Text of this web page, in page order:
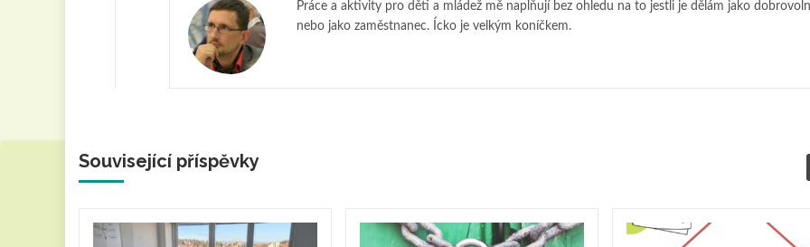
Práce a aktivity pro děti a mládež mě naplňují bez ohledu na to jestli je dělám jako
nebo jako zaměstnanec. Ícko je velkým koníčkem.
Související příspěvky